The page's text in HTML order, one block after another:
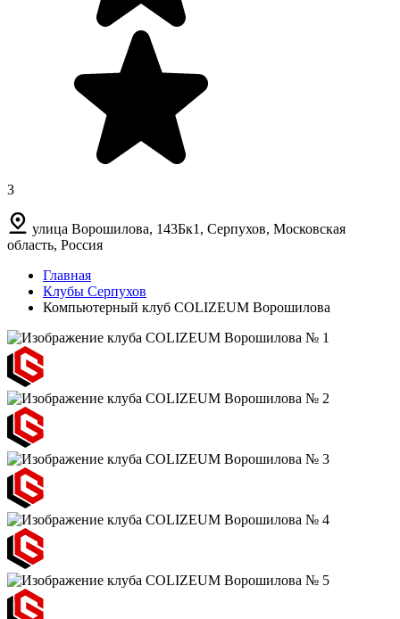
3
улица Ворошилова, 143Бк1, Серпухов, Московская
область, Россия
Главная
Клубы Серпухов
Компьютерный клуб COLIZEUM Ворошилова